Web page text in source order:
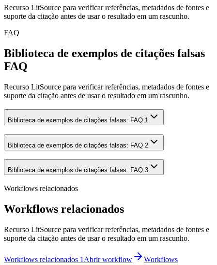
Recurso LitSource para verificar referências, metadados de fontes e
suporte da citação antes de usar o resultado em um rascunho.
FAQ
Biblioteca de exemplos de citações falsas
FAQ
Recurso LitSource para verificar referências, metadados de fontes e
suporte da citação antes de usar o resultado em um rascunho.
Biblioteca de exemplos de citações falsas: FAQ 1
Biblioteca de exemplos de citações falsas: FAQ 2
Biblioteca de exemplos de citações falsas: FAQ 3
Workflows relacionados
Workflows relacionados
Recurso LitSource para verificar referências, metadados de fontes e
suporte da citação antes de usar o resultado em um rascunho.
Workflows relacionados 1 Abrir workflow
Workflows